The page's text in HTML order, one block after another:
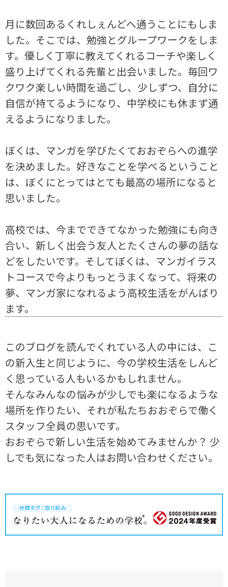
月に数回あるくれしぇんどへ通うことにもしま
した。そこでは、勉強とグループワークをしま
す。優しく丁寧に教えてくれるコーチや楽しく
盛り上げてくれる先輩と出会いました。毎回ワ
クワク楽しい時間を過ごし、少しずつ、自分に
自信が持てるようになり、中学校にも休まず通
えるようになりました。
ぼくは、マンガを学びたくておおぞらへの進学
を決めました。好きなことを学べるということ
は、ぼくにとってはとても最高の場所になると
思いました。
高校では、今までできてなかった勉強にも向き
合い、新しく出会う友人とたくさんの夢の話な
どをしたいです。そしてぼくは、マンガイラス
トコースで今よりもっとうまくなって、将来の
夢、マンガ家になれるよう高校生活をがんばり
ます。
このブログを読んでくれている人の中には、こ
の新入生と同じように、今の学校生活をしんど
く思っている人もいるかもしれません。
そんなみんなの悩みが少しでも楽になるような
場所を作りたい、それが私たちおおぞらで働く
スタッフ全員の思いです。
おおぞらで新しい生活を始めてみませんか？ 少
しでも気になった人はお問い合わせください。